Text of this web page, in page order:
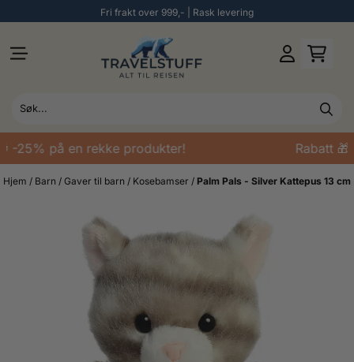
Fri frakt over 999,- | Rask levering
-25% på en rekke produkter! Rabatt
Hjem / Barn / Gaver til barn / Kosebamser / Palm Pals - Silver Kattepus 13 cm